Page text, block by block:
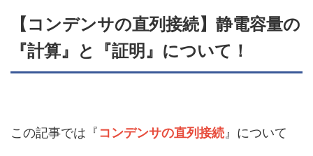
【コンデンサの直列接続】静電容量の
『計算』と『証明』について！
この記事では『コンデンサの直列接続 』について